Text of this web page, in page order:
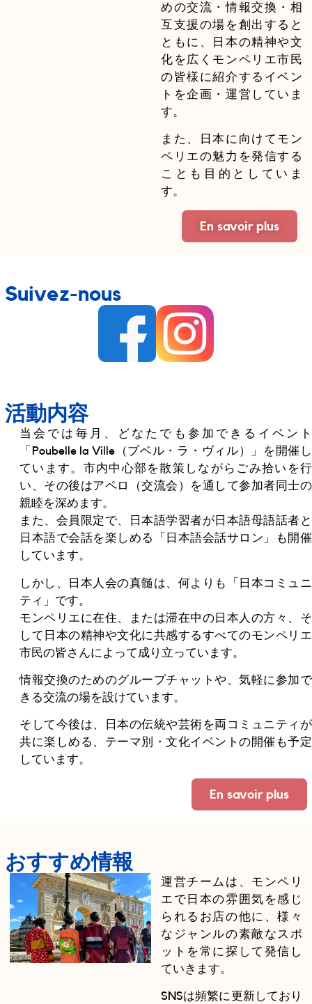
めの交流・情報交換・相
互支援の場を創出すると
ともに、日本の精神や文
化を広くモンペリエ市民
の皆様に紹介するイベン
トを企画・運営していま
す。
また、日本に向けてモン
ペリエの魅力を発信する
ことも目的としていま
す。
En savoir plus
Suivez-nous
活動内容
当会では毎月、どなたでも参加できるイベント
「Poubelle la Ville（プベル・ラ・ヴィル）」を開催し
ています。市内中心部を散策しながらごみ拾いを行
い、その後はアペロ（交流会）を通して参加者同士の
親睦を深めます。
また、会員限定で、日本語学習者が日本語母語話者と
日本語で会話を楽しめる「日本語会話サロン」も開催
しています。
しかし、日本人会の真髄は、何よりも「日本コミュニ
ティ」です。
モンペリエに在住、または滞在中の日本人の方々、そ
して日本の精神や文化に共感するすべてのモンペリエ
市民の皆さんによって成り立っています。
情報交換のためのグループチャットや、気軽に参加で
きる交流の場を設けています。
そして今後は、日本の伝統や芸術を両コミュニティが
共に楽しめる、テーマ別・文化イベントの開催も予定
しています。
En savoir plus
おすすめ情報
運営チームは、モンペリ
エで日本の雰囲気を感じ
られるお店の他に、様々
なジャンルの素敵なスポ
ットを常に探して発信し
ていきます。
SNSは頻繁に更新しており